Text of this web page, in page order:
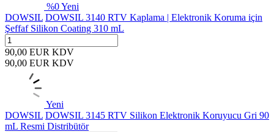
%0Yeni
DOWSIL DOWSIL 3140 RTV Kaplama | Elektronik Koruma için
Şeffaf Silikon Coating 310 mL
90,00 EUR KDV
90,00 EUR KDV
Yeni
DOWSIL DOWSIL 3145 RTV Silikon Elektronik Koruyucu Gri 90
mL Resmi Distribütör